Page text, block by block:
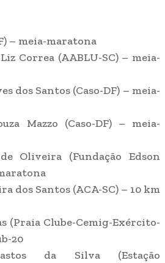
– meia-maratona
Correa (AABLU-SC) – meia-
dos Santos (Caso-DF) – meia-
Mazzo (Caso-DF) – meia-
Oliveira (Fundação Edson
dos Santos (ACA-SC) – 10 km
(Praia Clube-Cemig-Exército-
20
da Silva (Estação